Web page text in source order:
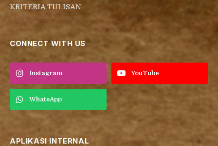
KRITERIA TULISAN
CONNECT WITH US
Instagram YouTube
WhatsApp
APLIKASI INTERNAL